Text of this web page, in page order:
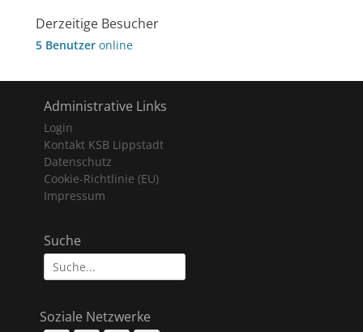
Derzeitige Besucher
5 Benutzer online
Administrative Links
Login
Kontakt KSB Lippstadt
Datenschutz
Cookie-Richtlinie (EU)
Impressum
Suche
Suche
nach:
Soziale Netzwerke